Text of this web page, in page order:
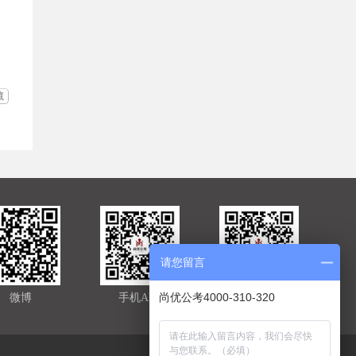
官方微信
手机APP
微博
请您留言
尚优公考4000-310-320